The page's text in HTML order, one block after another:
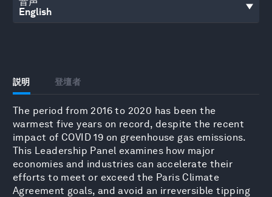
説明 登壇者
The period from 2016 to 2020 has been the
warmest five years on record, despite the recent
impact of COVID 19 on greenhouse gas emissions.
This Leadership Panel examines how major
economies and industries can accelerate their
efforts to meet or exceed the Paris Climate
Agreement goals, and avoid an irreversible tipping